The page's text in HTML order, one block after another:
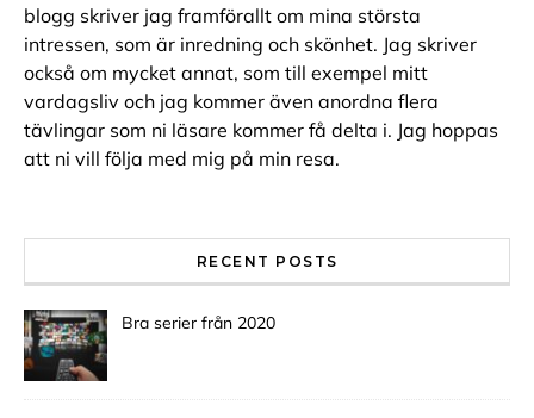
blogg skriver jag framförallt om mina största
intressen, som är inredning och skönhet. Jag skriver
också om mycket annat, som till exempel mitt
vardagsliv och jag kommer även anordna flera
tävlingar som ni läsare kommer få delta i. Jag hoppas
att ni vill följa med mig på min resa.
RECENT POSTS
Bra serier från 2020